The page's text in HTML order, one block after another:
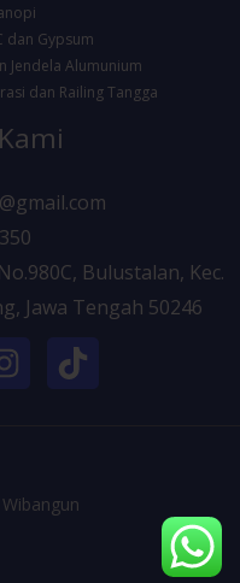
dan Gypsum
Jendela Alumunium
dan Railing Tangga
Bulustalan, Kec.
Jawa Tengah 50246